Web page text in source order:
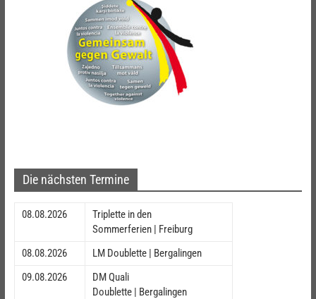
Die nächsten Termine
08.08.2026
Triplette in den
Sommerferien | Freiburg
08.08.2026
LM Doublette | Bergalingen
09.08.2026
DM Quali
Doublette | Bergalingen